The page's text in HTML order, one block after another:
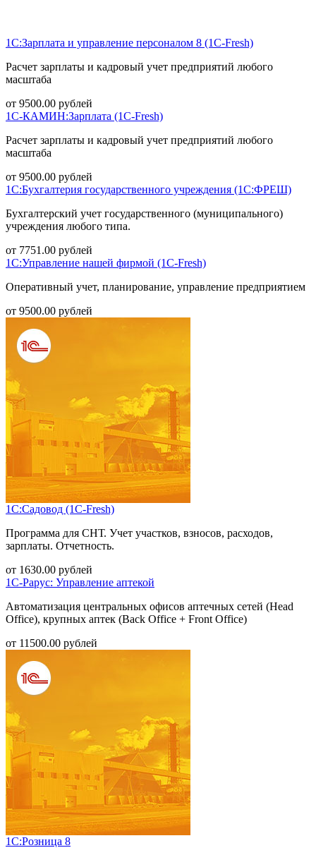
1С:Зарплата и управление персоналом 8 (1С-Fresh)
Расчет зарплаты и кадровый учет предприятий любого
масштаба
от 9500.00 рублей
1С-КАМИН:Зарплата (1С-Fresh)
Расчет зарплаты и кадровый учет предприятий любого
масштаба
от 9500.00 рублей
1С:Бухгалтерия государственного учреждения (1С:ФРЕШ)
Бухгалтерский учет государственного (муниципального)
учреждения любого типа.
от 7751.00 рублей
1С:Управление нашей фирмой (1С-Fresh)
Оперативный учет, планирование, управление предприятием
от 9500.00 рублей
1С:Садовод (1С-Fresh)
Программа для СНТ. Учет участков, взносов, расходов,
зарплаты. Отчетность.
от 1630.00 рублей
1С-Рарус: Управление аптекой
Автоматизация центральных офисов аптечных сетей (Head
Office), крупных аптек (Back Office + Front Office)
от 11500.00 рублей
1С:Розница 8